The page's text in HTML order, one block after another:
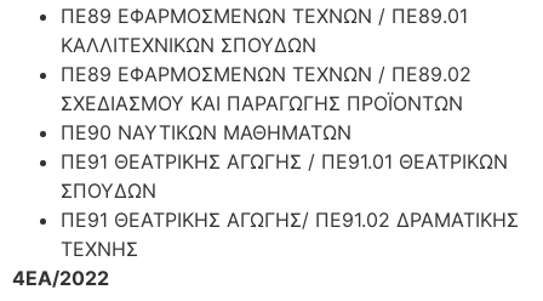
ΠΕ89 ΕΦΑΡΜΟΣΜΕΝΩΝ ΤΕΧΝΩΝ / ΠΕ89.01
ΚΑΛΛΙΤΕΧΝΙΚΩΝ ΣΠΟΥΔΩΝ
ΠΕ89 ΕΦΑΡΜΟΣΜΕΝΩΝ ΤΕΧΝΩΝ / ΠΕ89.02
ΣΧΕΔΙΑΣΜΟΥ ΚΑΙ ΠΑΡΑΓΩΓΗΣ ΠΡΟΪΟΝΤΩΝ
ΠΕ90 ΝΑΥΤΙΚΩΝ ΜΑΘΗΜΑΤΩΝ
ΠΕ91 ΘΕΑΤΡΙΚΗΣ ΑΓΩΓΗΣ / ΠΕ91.01 ΘΕΑΤΡΙΚΩΝ
ΣΠΟΥΔΩΝ
ΠΕ91 ΘΕΑΤΡΙΚΗΣ ΑΓΩΓΗΣ/ ΠΕ91.02 ΔΡΑΜΑΤΙΚΗΣ
ΤΕΧΝΗΣ
4ΕΑ/2022